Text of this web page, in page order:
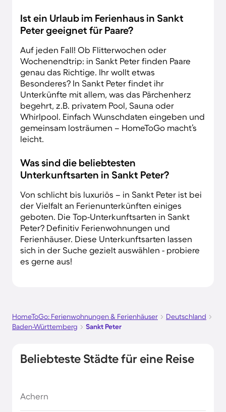
Ist ein Urlaub im Ferienhaus in Sankt
Peter geeignet für Paare?
Auf jeden Fall! Ob Flitterwochen oder
Wochenendtrip: in Sankt Peter finden Paare
genau das Richtige. Ihr wollt etwas
Besonderes? In Sankt Peter findet ihr
Unterkünfte mit allem, was das Pärchenherz
begehrt, z.B. privatem Pool, Sauna oder
Whirlpool. Einfach Wunschdaten eingeben und
gemeinsam losträumen – HomeToGo macht’s
leicht.
Was sind die beliebtesten
Unterkunftsarten in Sankt Peter?
Von schlicht bis luxuriös – in Sankt Peter ist bei
der Vielfalt an Ferienunterkünften einiges
geboten. Die Top-Unterkunftsarten in Sankt
Peter? Definitiv Ferienwohnungen und
Ferienhäuser. Diese Unterkunftsarten lassen
sich in der Suche gezielt auswählen - probiere
es gerne aus!
HomeToGo: Ferienwohnungen & Ferienhäuser
Deutschland
Baden-Württemberg
Sankt Peter
Beliebteste Städte für eine Reise
Achern